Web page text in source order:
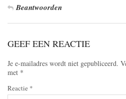
Beantwoorden
GEEF EEN REACTIE
Je e-mailadres wordt niet gepubliceerd.
met *
Reactie *